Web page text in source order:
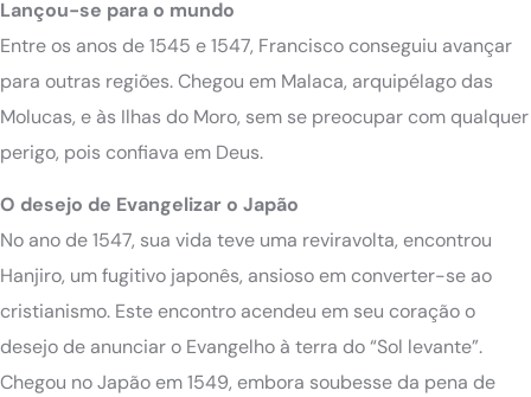
Lançou-se para o mundo
Entre os anos de 1545 e 1547, Francisco conseguiu avançar
para outras regiões. Chegou em Malaca, arquipélago das
Molucas, e às Ilhas do Moro, sem se preocupar com qualquer
perigo, pois confiava em Deus.
O desejo de Evangelizar o Japão
No ano de 1547, sua vida teve uma reviravolta, encontrou
Hanjiro, um fugitivo japonês, ansioso em converter-se ao
cristianismo. Este encontro acendeu em seu coração o
desejo de anunciar o Evangelho à terra do “Sol levante”.
Chegou no Japão em 1549, embora soubesse da pena de